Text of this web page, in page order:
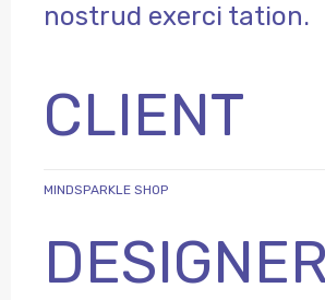
nostrud exerci tation.
CLIENT
MINDSPARKLE SHOP
DESIGNER